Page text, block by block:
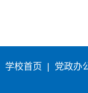
学校首页 党政办